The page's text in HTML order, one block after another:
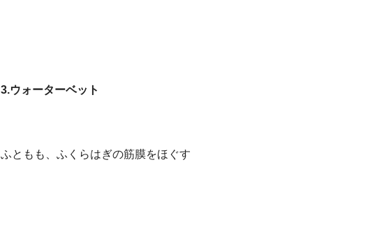
3.ウォーターベット
ふともも、ふくらはぎの筋膜をほぐす